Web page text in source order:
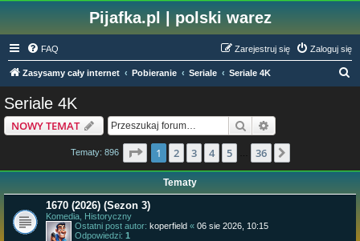
Pijafka.pl | polski warez
FAQ Zaloguj się
Zarejestruj się
Zasysamy cały internet Pobieranie Seriale Seriale 4K
Seriale 4K
NOWY TEMAT Szukaj
Tematy: 896 Strona1 z36
1 2 3 4 5 36
Tematy
1670 (2026) (Sezon 3)
Komedia, Historyczny
Ostatni post autor: koperfield « 06 sie 2026, 10:15
Odpowiedzi: 1